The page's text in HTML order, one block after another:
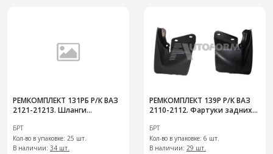
РЕМКОМПЛЕКТ 131РБ Р/К ВАЗ
2121-21213. Шланги
гидротормоза
БРТ
Кол-во в упаковке: 25 шт.
В наличии: 34 шт.
РЕМКОМПЛЕКТ 139Р Р/К ВАЗ
2110-2112. Фартуки задних
БРТ
Кол-во в упаковке: 6 шт.
В наличии: 29 шт.